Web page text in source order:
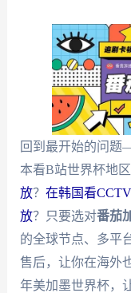
回到最开始的问
本看B站世界杯地区
放？ 在韩国看
放？只要选对番茄
的全球节点、多平
售后，让你在海外
年美加墨世界杯，